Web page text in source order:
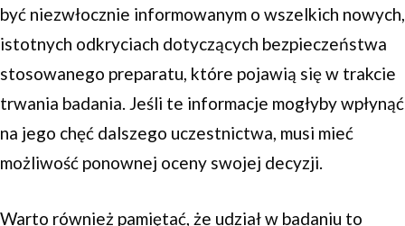
być niezwłocznie informowanym o wszelkich nowych,
istotnych odkryciach dotyczących bezpieczeństwa
stosowanego preparatu, które pojawią się w trakcie
trwania badania. Jeśli te informacje mogłyby wpłynąć
na jego chęć dalszego uczestnictwa, musi mieć
możliwość ponownej oceny swojej decyzji.
Warto również pamiętać, że udział w badaniu to